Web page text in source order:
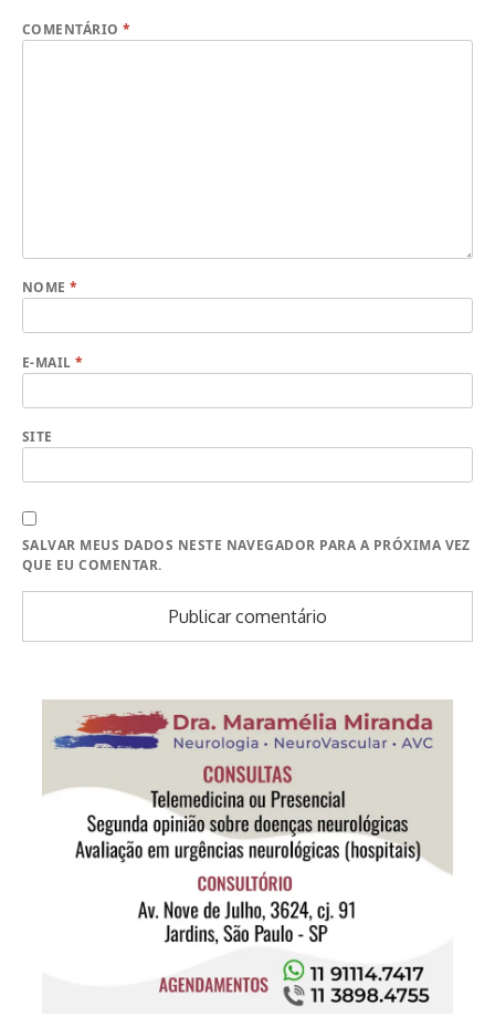
COMENTÁRIO*
NOME*
E-MAIL*
SITE
SALVAR MEUS DADOS NESTE NAVEGADOR PARA A PRÓXIMA VEZ
QUE EU COMENTAR.